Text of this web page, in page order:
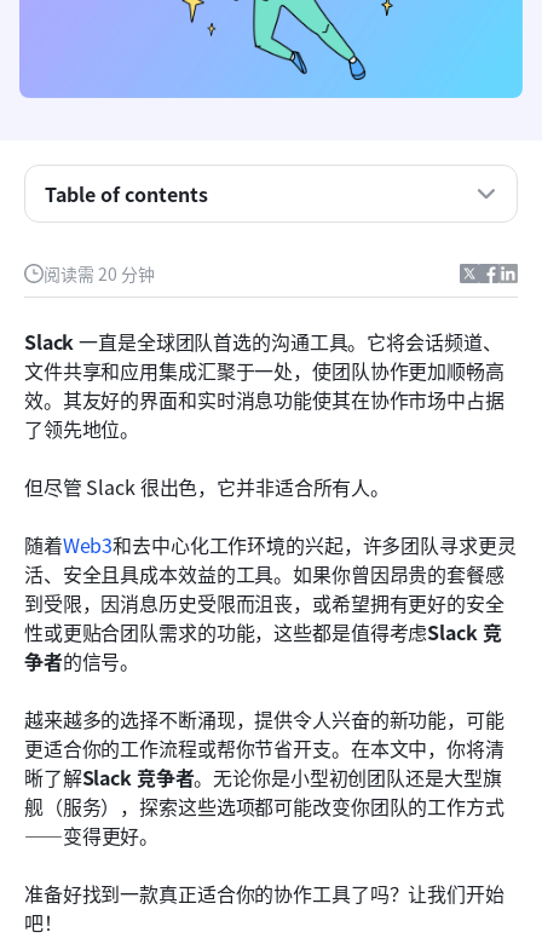
阅读需 20 分钟
Slack 一直是全球团队首选的沟通工具。它将会话频道、
文件共享和应用集成汇聚于一处，使团队协作更加顺畅高
效。其友好的界面和实时消息功能使其在协作市场中占据
了领先地位。
但尽管 Slack 很出色，它并非适合所有人。
随着Web3和去中心化工作环境的兴起，许多团队寻求更灵
活、安全且具成本效益的工具。如果你曾因昂贵的套餐感
到受限，因消息历史受限而沮丧，或希望拥有更好的安全
性或更贴合团队需求的功能，这些都是值得考虑Slack 竞
争者的信号。
越来越多的选择不断涌现，提供令人兴奋的新功能，可能
更适合你的工作流程或帮你节省开支。在本文中，你将清
晰了解Slack 竞争者。无论你是小型初创团队还是大型旗
舰（服务），探索这些选项都可能改变你团队的工作方式
——变得更好。
准备好找到一款真正适合你的协作工具了吗？让我们开始
吧！
Table of contents
Slack的局限性和用户痛点
团队评估Slack竞争对手的关键标准
Lark
Microsoft Teams
Mattermost
Discord
ClickUp
Rocket.Chat
群
Chanty
Zoho Cliq
常见问题
结论：为您的团队选择最佳的Slack竞争对手
了解更多阅读